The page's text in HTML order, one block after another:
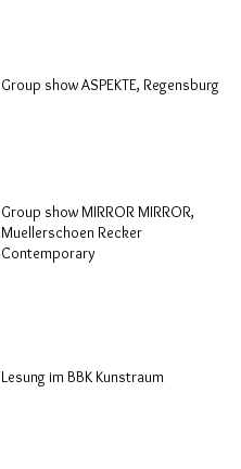
Group show ASPEKTE, Regensburg
Group show MIRROR MIRROR,
Muellerschoen Recker
Contemporary
Lesung im BBK Kunstraum